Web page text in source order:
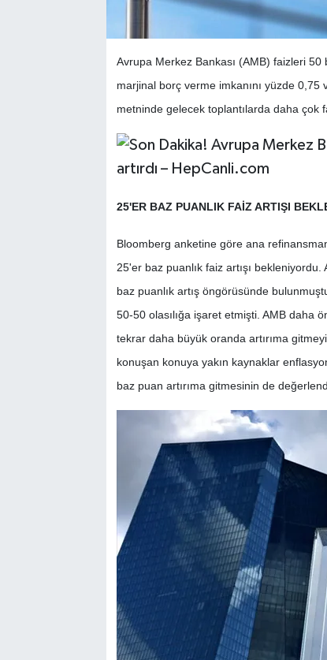
Avrupa Merkez Bankası (AMB) faizleri 50
marjinal borç verme imkanını yüzde
metninde gelecek toplantılarda daha çok
25'ER BAZ PUANLIK FAİZ ARTIŞI
Bloomberg anketine göre ana
25'er baz puanlık faiz artışı
baz puanlık artış öngörüsünde
50-50 olasılığa işaret etmişti. AMB daha
tekrar daha büyük oranda artırıma
konuşan konuya yakın kaynaklar
baz puan artırıma gitmesinin de